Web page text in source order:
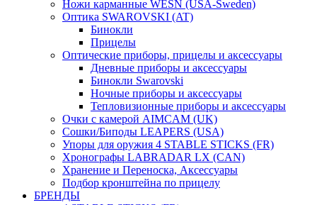
Ножи карманные WESN (USA-Sweden)
Оптика SWAROVSKI (AT)
Бинокли
Прицелы
Оптические приборы, прицелы и аксессуары
Дневные приборы и аксессуары
Бинокли Swarovski
Ночные приборы и аксессуары
Тепловизионные приборы и аксессуары
Очки с камерой AIMCAM (UK)
Сошки/Биподы LEAPERS (USA)
Упоры для оружия 4 STABLE STICKS (FR)
Хронографы LABRADAR LX (CAN)
Хранение и Переноска, Аксессуары
Подбор кронштейна по прицелу
БРЕНДЫ